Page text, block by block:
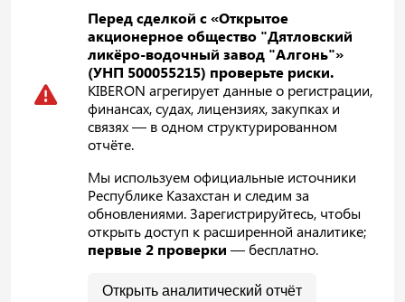
Перед сделкой с «Открытое
акционерное общество "Дятловский
ликёро-водочный завод "Алгонь"»
(УНП 500055215) проверьте риски.
KIBERON агрегирует данные о регистрации,
финансах, судах, лицензиях, закупках и
связях — в одном структурированном
отчёте.
Мы используем официальные источники
Республике Казахстан и следим за
обновлениями. Зарегистрируйтесь, чтобы
открыть доступ к расширенной аналитике;
первые 2 проверки — бесплатно.
Открыть аналитический отчёт